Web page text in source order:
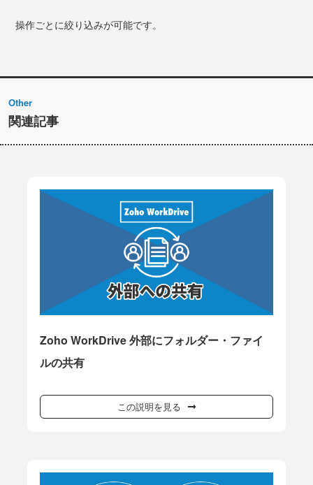
操作ごとに絞り込みが可能です。
Other
関連記事
Zoho WorkDrive 外部にフォルダー・ファイ
ルの共有
この説明を見る